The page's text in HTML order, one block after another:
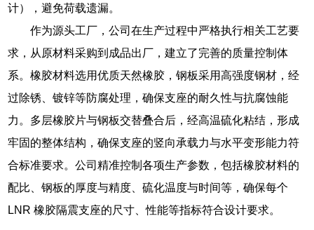
计），避免荷载遗漏。
作为源头工厂，公司在生产过程中严格执行相关工艺要
求，从原材料采购到成品出厂，建立了完善的质量控制体
系。橡胶材料选用优质天然橡胶，钢板采用高强度钢材，经
过除锈、镀锌等防腐处理，确保支座的耐久性与抗腐蚀能
力。多层橡胶片与钢板交替叠合后，经高温硫化粘结，形成
牢固的整体结构，确保支座的竖向承载力与水平变形能力符
合标准要求。公司精准控制各项生产参数，包括橡胶材料的
配比、钢板的厚度与精度、硫化温度与时间等，确保每个
LNR 橡胶隔震支座的尺寸、性能等指标符合设计要求。